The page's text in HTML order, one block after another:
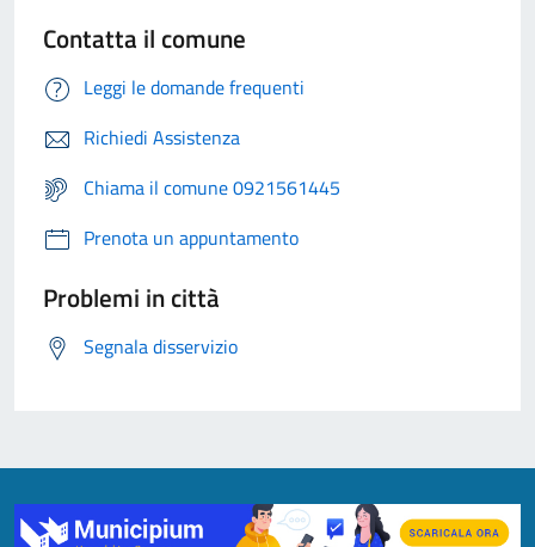
Contatta il comune
Leggi le domande frequenti
Richiedi Assistenza
Chiama il comune 0921561445
Prenota un appuntamento
Problemi in città
Segnala disservizio